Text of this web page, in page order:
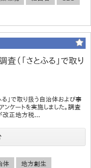
（「さとふる」で取り
る」で取り扱う自治体および事
ケートを実施しました。調査
改正地方税...
体 地方創生